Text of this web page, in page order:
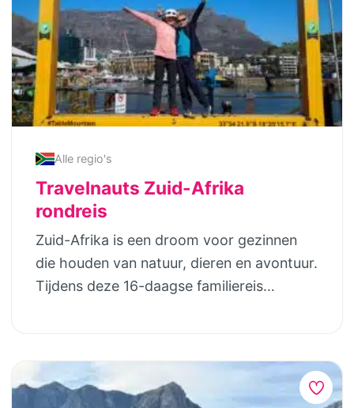
Alle regio's
Travelnauts Zuid-Afrika
rondreis
Zuid-Afrika is een droom voor gezinnen
die houden van natuur, dieren en avontuur.
Tijdens deze 16-daagse familiereis
met zijn pinguïns en de Tafelberg tot
slapen in een glampingtent tussen de